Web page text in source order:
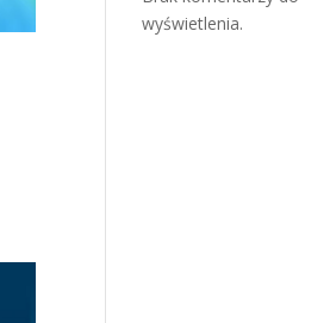
wyświetlenia.